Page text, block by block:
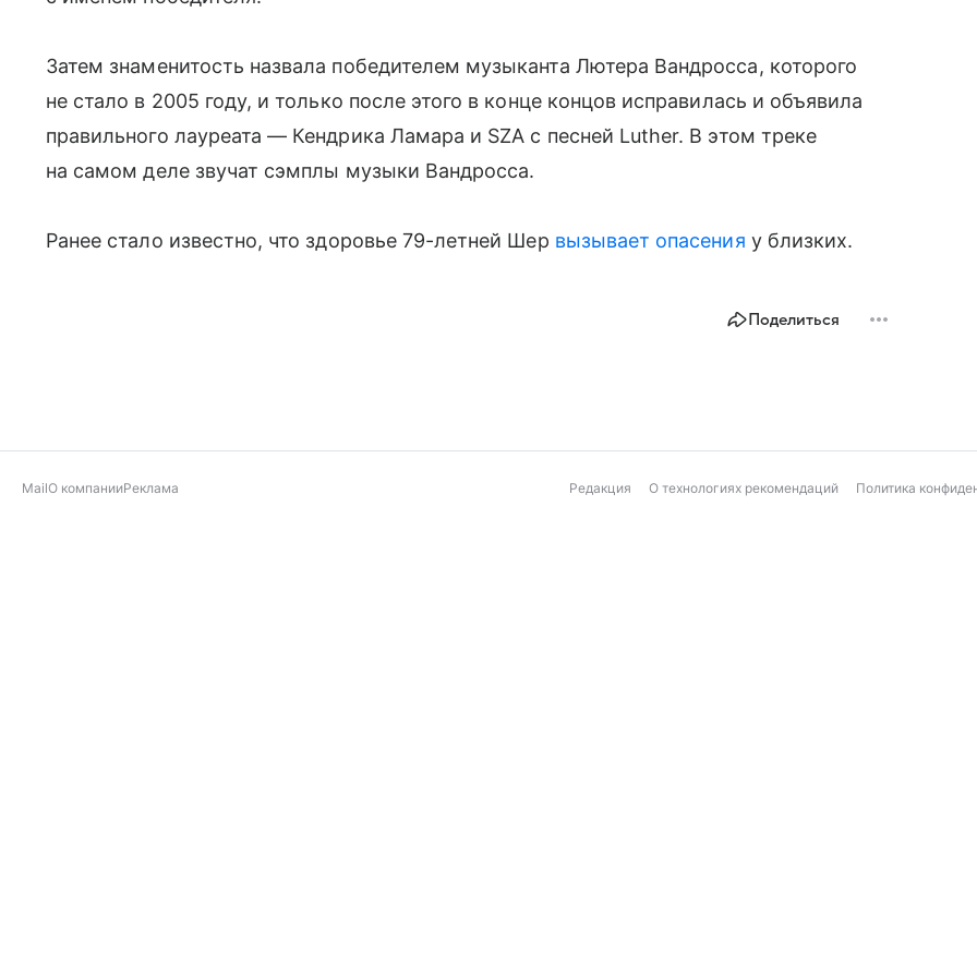
Затем знаменитость назвала победителем музыканта Лютера Вандросса, которого
не стало в 2005 году, и только после этого в конце концов исправилась и объявила
правильного лауреата — Кендрика Ламара и SZA с песней Luther. В этом треке
на самом деле звучат сэмплы музыки Вандросса.
Ранее стало известно, что здоровье 79-летней Шер вызывает опасения у близких.
Поделиться
MailО компанииРеклама Редакция О технологиях рекомендаций Политика